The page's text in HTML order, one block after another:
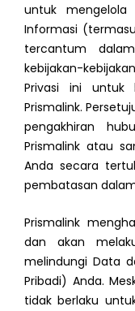
untuk
Informasi
tercantum
kebijakan-
Privasi ini untuk
Prismalink.
pengakhiran
Prismalink atau
Anda secara
pembatasan
Prismalink
dan akan
melindungi Data
Pribadi) Anda.
tidak berlaku